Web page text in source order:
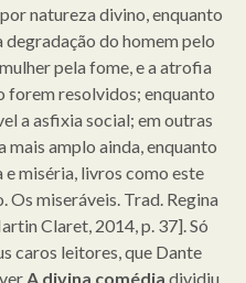
natureza divino, enquanto
do homem pelo
pela fome, e a atrofia
forem resolvidos; enquanto
a asfixia social; em outras
mais amplo ainda, enquanto
miséria, livros como este
miseráveis. Trad. Regina
Claret, 2014, p. 37]. Só
caros leitores, que Dante
A divina comédia dividiu